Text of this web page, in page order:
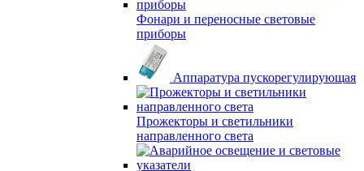
Фонари и переносные световые
приборы
Аппаратура пускорегулирующая
Прожекторы и светильники
направленного света